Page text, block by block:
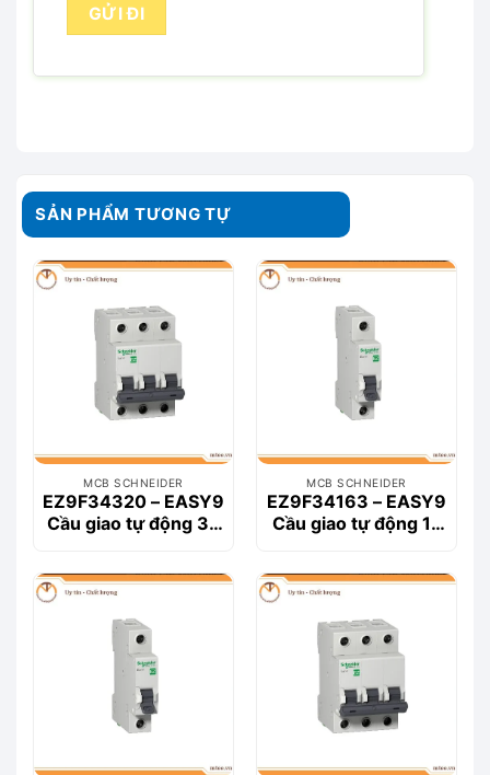
SẢN PHẨM TƯƠNG TỰ
MCB SCHNEIDER
EZ9F34320 – EASY9
Cầu giao tự động 3P
MCB SCHNEIDER
EZ9F34163 – EASY9
Cầu giao tự động 1P